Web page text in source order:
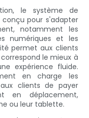
le système de
conçu pour s'adapter
notamment les
numériques et les
permet aux clients
le mieux à
expérience fluide.
en charge les
clients de payer
en déplacement,
ou leur tablette.